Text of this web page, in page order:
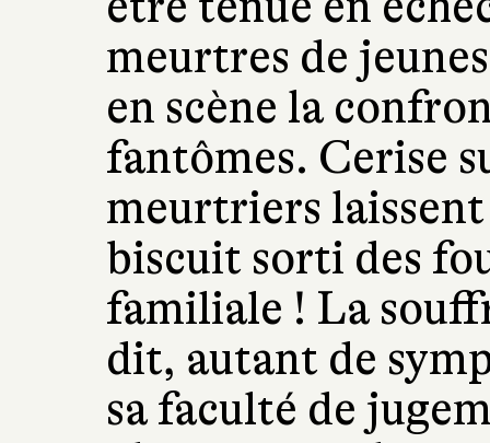
meurtres de
en scène la
fantômes. Cerise
meurtriers
biscuit sorti des
familiale ! La
dit, autant de
sa faculté de